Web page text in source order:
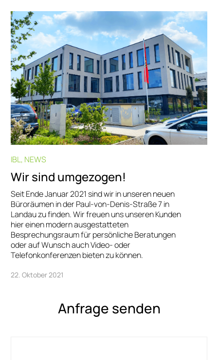
IBL, NEWS
Wir sind umgezogen!
Seit Ende Januar 2021 sind wir in unseren neuen
Büroräumen in der Paul-von-Denis-Straße 7 in
Landau zu finden. Wir freuen uns unseren Kunden
hier einen modern ausgestatteten
Besprechungsraum für persönliche Beratungen
oder auf Wunsch auch Video- oder
Telefonkonferenzen bieten zu können.
22. Oktober 2021
Anfrage senden